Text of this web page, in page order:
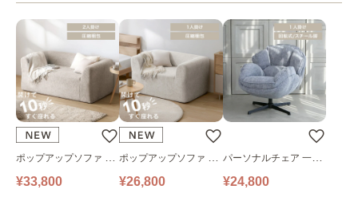
ポップアップソファ ソ
ファ フロアソファ 幅14
¥33,800
ポップアップソファ ソ
ファ フロアソファ 幅10
¥26,800
パーソナルチェア 一人
掛けソファ O’HANA ソ
¥24,800